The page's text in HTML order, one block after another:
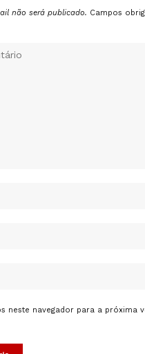
não será publicado. Campos
neste navegador para a próxima